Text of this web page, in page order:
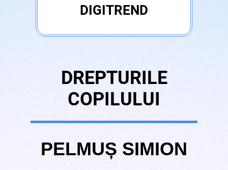
DIGITREND
DREPTURILE
COPILULUI
PELMUȘ SIMION